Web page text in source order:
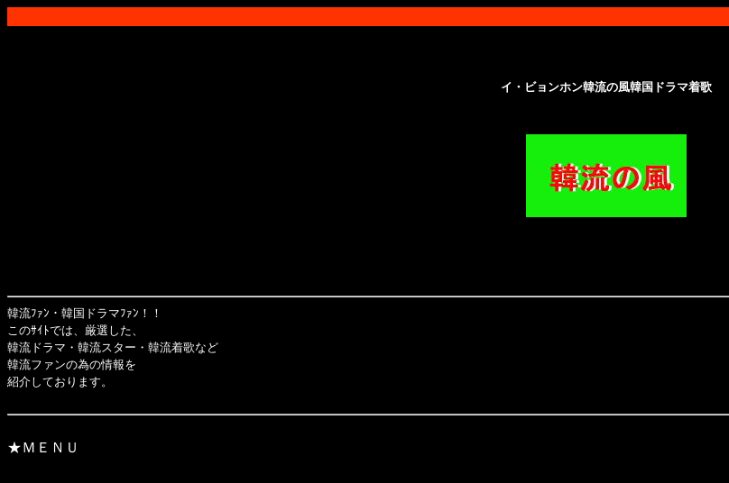
イ・ビョンホン韓流の風韓国ドラマ着歌
韓流ﾌｧﾝ・韓国ドラマﾌｧﾝ！！
このｻｲﾄでは、厳選した、
韓流ドラマ・韓流スター・韓流着歌など
韓流ファンの為の情報を
紹介しております。
★ＭＥＮＵ